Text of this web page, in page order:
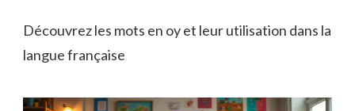
Découvrez les mots en oy et leur utilisation dans la
langue française